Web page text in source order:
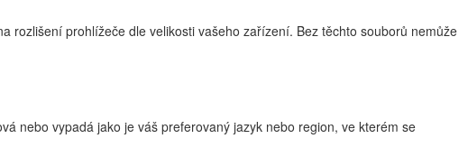
rozlišení prohlížeče dle velikosti vašeho zařízení. Bez těchto souborů nemůže
nebo vypadá jako je váš preferovaný jazyk nebo region, ve kterém se